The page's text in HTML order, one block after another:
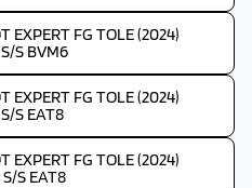
EXPERT FG TOLE (2024)
S BVM6
EXPERT FG TOLE (2024)
S EAT8
EXPERT FG TOLE (2024)
S EAT8